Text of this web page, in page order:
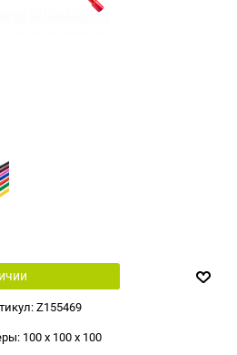
Z155469
100 x 100 x 100